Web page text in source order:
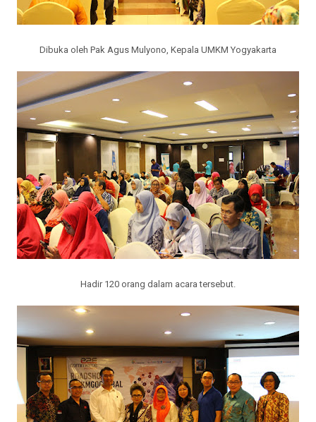
Dibuka oleh Pak Agus Mulyono, Kepala UMKM Yogyakarta
Hadir 120 orang dalam acara tersebut.